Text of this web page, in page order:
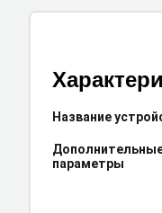
Название
параметры